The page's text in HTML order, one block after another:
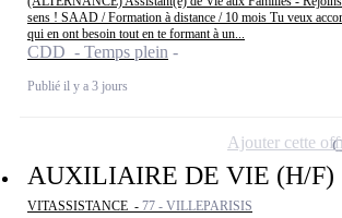
sens ! SAAD / Formation à distance / 10 mois Tu veux
qui en ont besoin tout en te formant à un...
CDD - Temps plein
Publié il y a 3 jours
AUXILIAIRE DE VIE (H/F)
VITASSISTANCE - 77 - VILLEPARISIS
Ajouter cette